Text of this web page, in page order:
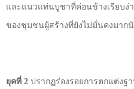
และแนวแท่นบูชาที่ค่อนข้างเรียบง่
ของชุมชนผู้สร้างที่ยังไม่มั่นคงมาก
ยุคที่ 2 ปรากฏร่องรอยการตกแต่ง